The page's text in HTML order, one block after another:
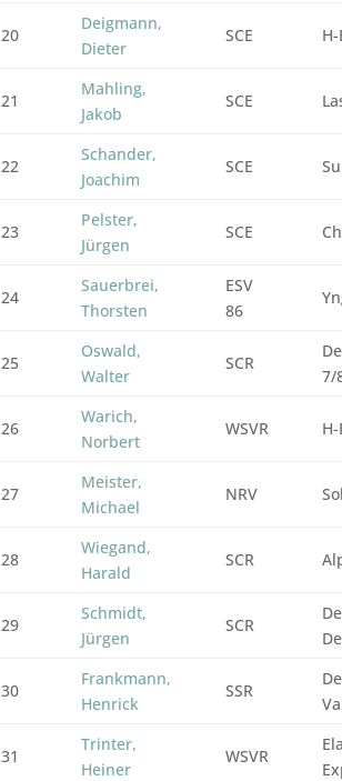
20
Deigmann,
Dieter
SCE
21
Mahling,
Jakob
SCE
22
Schander,
Joachim
SCE
23
Pelster,
Jürgen
SCE
24
Sauerbrei,
Thorsten
ESV
86
25
Oswald,
Walter
SCR
7/
26
Warich,
Norbert
WSVR
27
Meister,
Michael
NRV
28
Wiegand,
Harald
SCR
29
Schmidt,
Jürgen
SCR
30
Frankmann,
Henrick
SSR
31
Trinter,
Heiner
WSVR